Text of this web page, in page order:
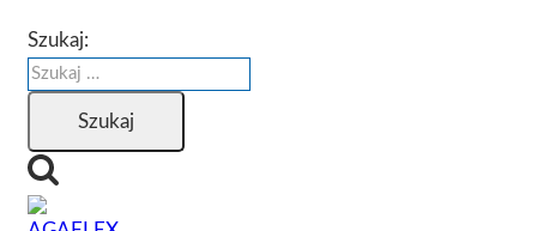
Szukaj: